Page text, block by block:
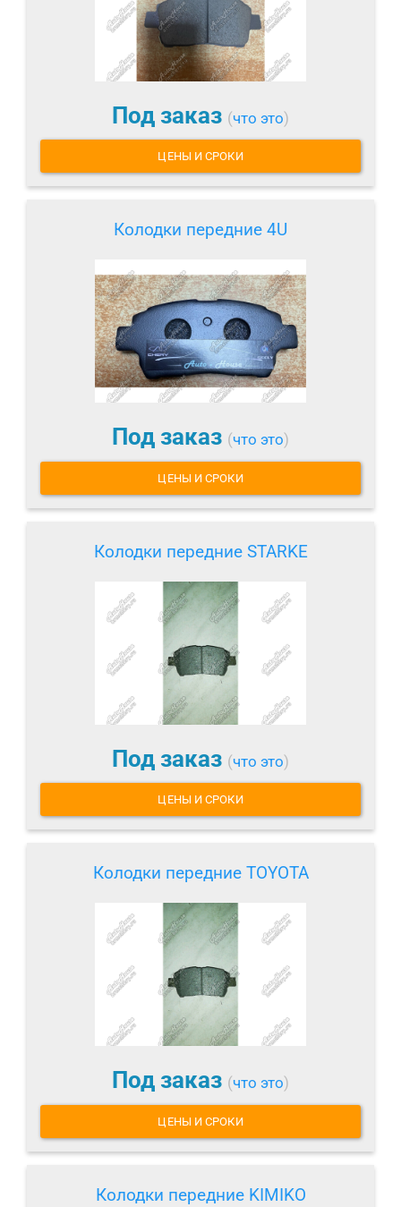
Под заказ (что это)
ЦЕНЫ И СРОКИ
Колодки передние 4U
Под заказ (что это)
ЦЕНЫ И СРОКИ
Колодки передние STARKE
Под заказ (что это)
ЦЕНЫ И СРОКИ
Колодки передние TOYOTA
Под заказ (что это)
ЦЕНЫ И СРОКИ
Колодки передние KIMIKO